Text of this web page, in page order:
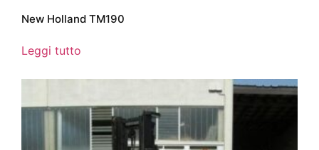
New Holland TM190
Leggi tutto